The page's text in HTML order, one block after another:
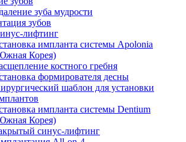
зуба мудрости
зубов
лифтинг
импланта системы Apolonia
Корея)
костного гребня
формирователя десны
шаблон для установки
импланта системы Dentium
Корея)
синус-лифтинг